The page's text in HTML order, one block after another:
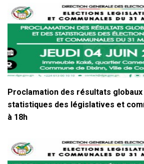
Proclamation des résultats
statistiques des législatives et
à 18h